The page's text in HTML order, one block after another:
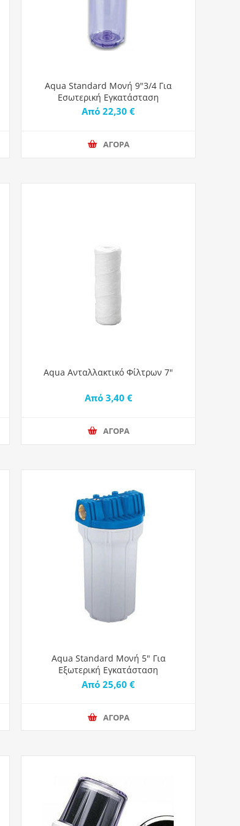
Aqua Standard Μονή 9"3/4 Για
Εσωτερική Εγκατάσταση
Από 22,30 €
ΑΓΟΡΑ
Aqua Ανταλλακτικό Φίλτρων 7"
Από 3,40 €
ΑΓΟΡΑ
Aqua Standard Μονή 5" Για
Εξωτερική Εγκατάσταση
Από 25,60 €
ΑΓΟΡΑ